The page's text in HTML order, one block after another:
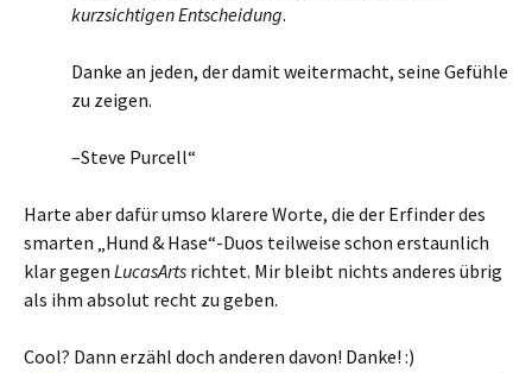
kurzsichtigen Entscheidung.
Danke an jeden, der damit weitermacht, seine Gefühle
zu zeigen.
–Steve Purcell“
Harte aber dafür umso klarere Worte, die der Erfinder des
smarten „Hund & Hase“-Duos teilweise schon erstaunlich
klar gegen LucasArts richtet. Mir bleibt nichts anderes übrig
als ihm absolut recht zu geben.
Cool? Dann erzähl doch anderen davon! Danke! :)